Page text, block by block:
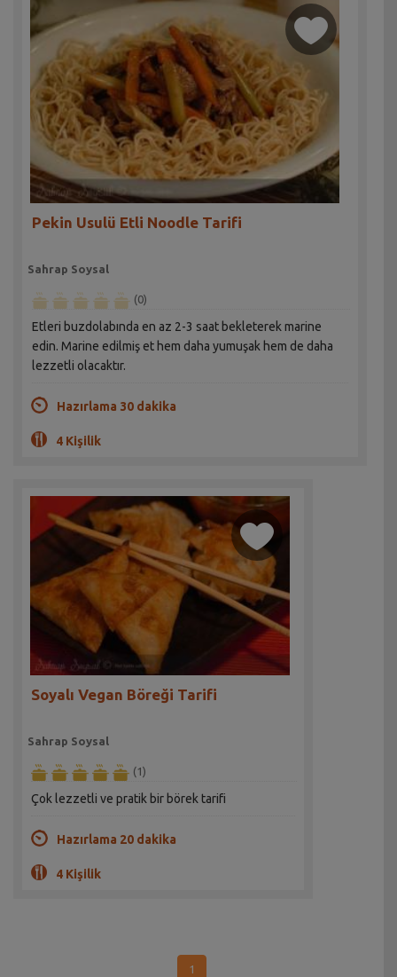
Pekin Usulü Etli Noodle Tarifi
Sahrap Soysal
(0)
Etleri buzdolabında en az 2-3 saat bekleterek marine
edin. Marine edilmiş et hem daha yumuşak hem de daha
lezzetli olacaktır.
Hazırlama 30 dakika
4 Kişilik
Soyalı Vegan Böreği Tarifi
Sahrap Soysal
(1)
Çok lezzetli ve pratik bir börek tarifi
Hazırlama 20 dakika
4 Kişilik
1